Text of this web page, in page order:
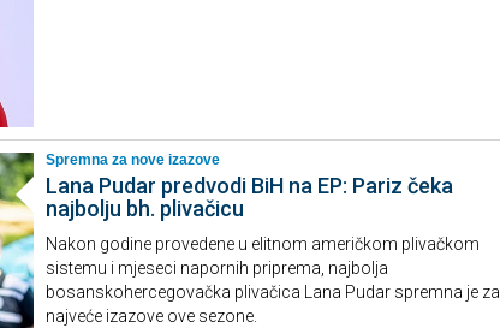
Spremna za nove izazove
Lana Pudar predvodi BiH na EP: Pariz čeka
najbolju bh. plivačicu
Nakon godine provedene u elitnom američkom plivačkom
sistemu i mjeseci napornih priprema, najbolja
bosanskohercegovačka plivačica Lana Pudar spremna je za
najveće izazove ove sezone.